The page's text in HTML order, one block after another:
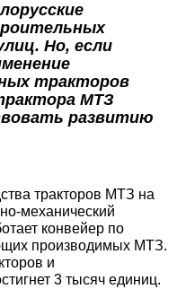
Но, если
тракторов
МТЗ
развитию
тракторов МТЗ на
механический
конвейер по
производимых МТЗ.
и
3 тысяч единиц.